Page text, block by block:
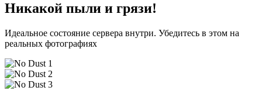
Никакой пыли и грязи!
Идеальное состояние сервера внутри. Убедитесь в этом на
реальных фотографиях